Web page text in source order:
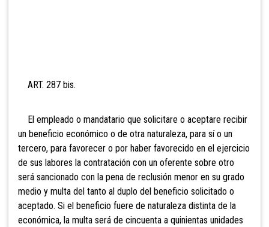
ART. 287 bis.
El empleado o mandatario que solicitare o aceptare recibir
un beneficio económico o de otra naturaleza, para sí o un
tercero, para favorecer o por haber favorecido en el ejercicio
de sus labores la contratación con un oferente sobre otro
será sancionado con la pena de reclusión menor en su grado
medio y multa del tanto al duplo del beneficio solicitado o
aceptado. Si el beneficio fuere de naturaleza distinta de la
económica, la multa será de cincuenta a quinientas unidades